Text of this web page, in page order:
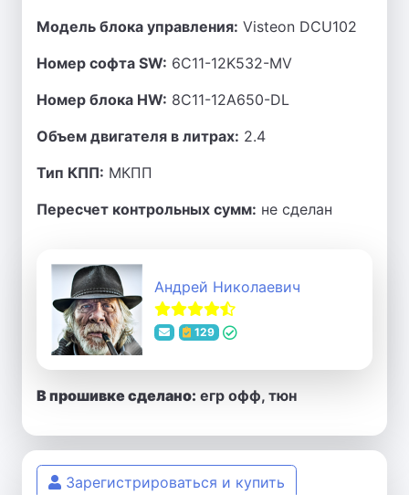
Модель блока управления: Visteon DCU102
Номер софта SW: 6C11-12K532-MV
Номер блока HW: 8C11-12A650-DL
Объем двигателя в литрах: 2.4
Тип КПП: МКПП
Пересчет контрольных сумм: не сделан
Андрей Николаевич
129
В прошивке сделано: егр офф, тюн
Зарегистрироваться и купить